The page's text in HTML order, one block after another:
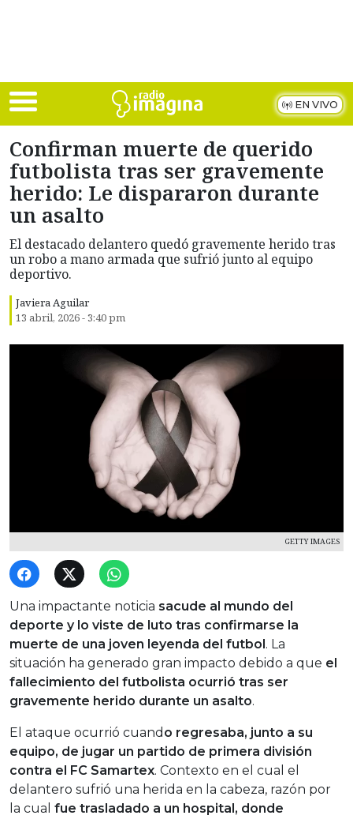
EN VIVO
Confirman muerte de querido
futbolista tras ser gravemente
herido: Le dispararon durante
un asalto
El destacado delantero quedó gravemente herido tras
un robo a mano armada que sufrió junto al equipo
deportivo.
Javiera Aguilar
13 abril, 2026 - 3:40 pm
GETTY IMAGES
Una impactante noticia sacude al mundo del
deporte y lo viste de luto tras confirmarse la
muerte de una joven leyenda del futbol . La
situación ha generado gran impacto debido a que el
fallecimiento del futbolista ocurrió tras ser
gravemente herido durante un asalto.
El ataque ocurrió cuand o regresaba, junto a su
equipo, de jugar un partido de primera división
contra el FC Samartex. Contexto en el cual el
delantero sufrió una herida en la cabeza, razón por
la cual fue trasladado a un hospital, donde